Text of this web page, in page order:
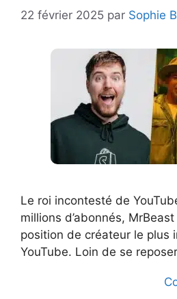
22 février 2025 par Sophie
Le roi incontesté de
millions d’abonnés,
position de créateur le plus
YouTube. Loin de se